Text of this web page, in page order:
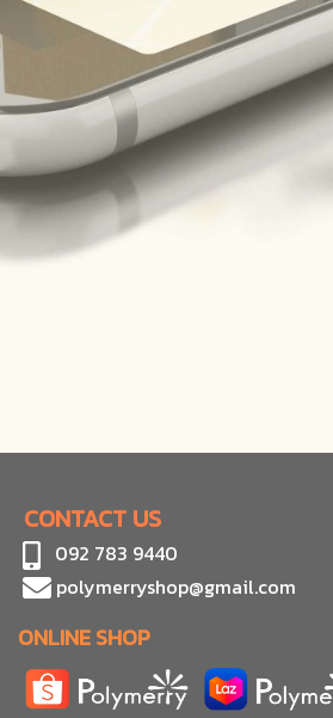
CONTACT US
092 783 9440
polymerryshop@gmail.com
ONLINE SHOP